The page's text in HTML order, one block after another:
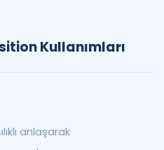
Kullanımları
anlaşarak